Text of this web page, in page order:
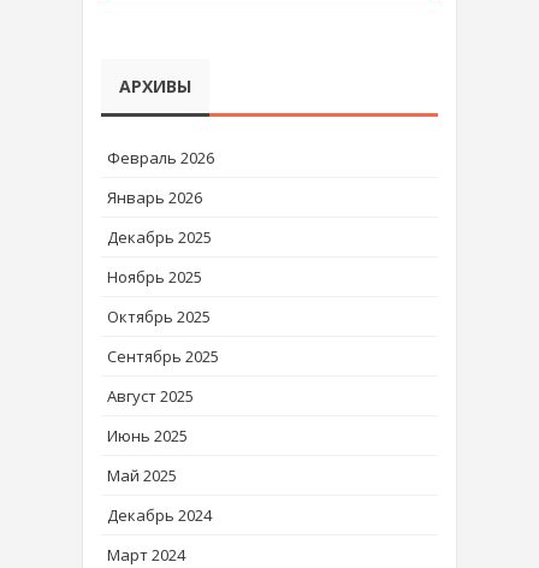
АРХИВЫ
Февраль 2026
Январь 2026
Декабрь 2025
Ноябрь 2025
Октябрь 2025
Сентябрь 2025
Август 2025
Июнь 2025
Май 2025
Декабрь 2024
Март 2024